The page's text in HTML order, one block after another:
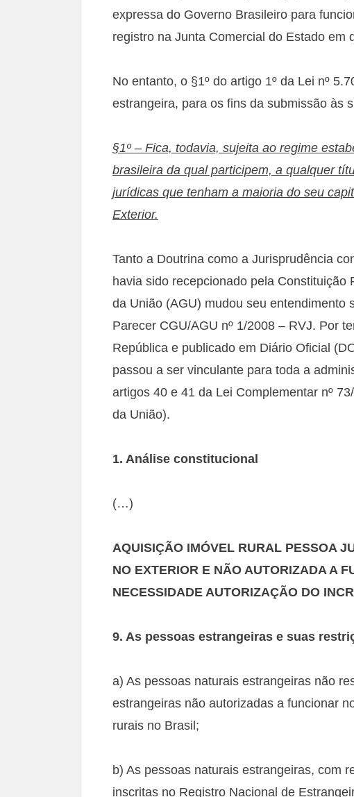
expressa do Governo Brasileiro para
registro na Junta Comercial do Estado em
No entanto, o §1º do artigo 1º da Lei nº
estrangeira, para os fins da submissão às
§1º – Fica, todavia, sujeita ao regime
brasileira da qual participem, a qualquer
jurídicas que tenham a maioria do seu
Exterior.
Tanto a Doutrina como a Jurisprudência
havia sido recepcionado pela Constituição
da União (AGU) mudou seu entendimento
Parecer CGU/AGU nº 1/2008 – RVJ. Por
República e publicado em Diário Oficial
passou a ser vinculante para toda a
artigos 40 e 41 da Lei Complementar nº
da União).
1. Análise constitucional
(…)
AQUISIÇÃO IMÓVEL RURAL PESSOA
NO EXTERIOR E NÃO AUTORIZADA A
NECESSIDADE AUTORIZAÇÃO DO
9. As pessoas estrangeiras e suas
a) As pessoas naturais estrangeiras não
estrangeiras não autorizadas a funcionar
rurais no Brasil;
b) As pessoas naturais estrangeiras, com
inscritas no Registro Nacional de